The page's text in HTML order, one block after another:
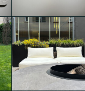
Matteo Cibic presenta
LAKAPOLIESIS @
Fondazione Luigi Rovati
Isabella Erika
Schmalzbauer